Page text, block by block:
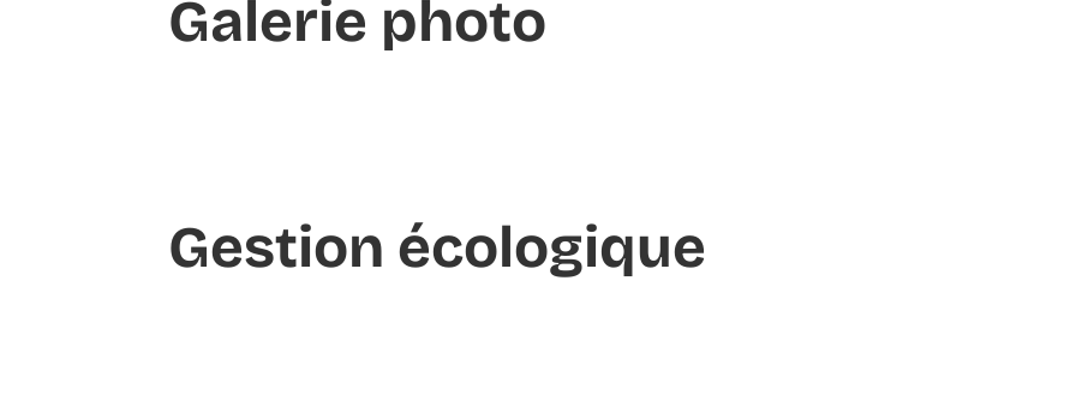
Galerie photo
Gestion écologique